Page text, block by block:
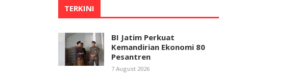
TERKINI
BI Jatim Perkuat
Kemandirian Ekonomi 80
Pesantren
7 August 2026